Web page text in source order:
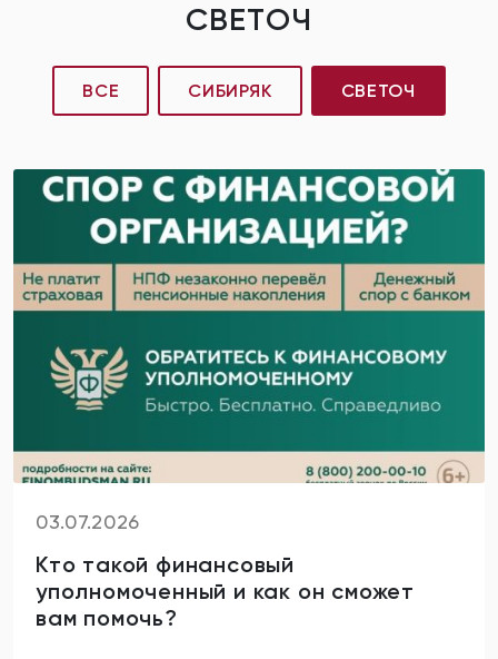
СВЕТОЧ
ВСЕ СИБИРЯК СВЕТОЧ
03.07.2026
Кто такой финансовый
уполномоченный и как он сможет
вам помочь?